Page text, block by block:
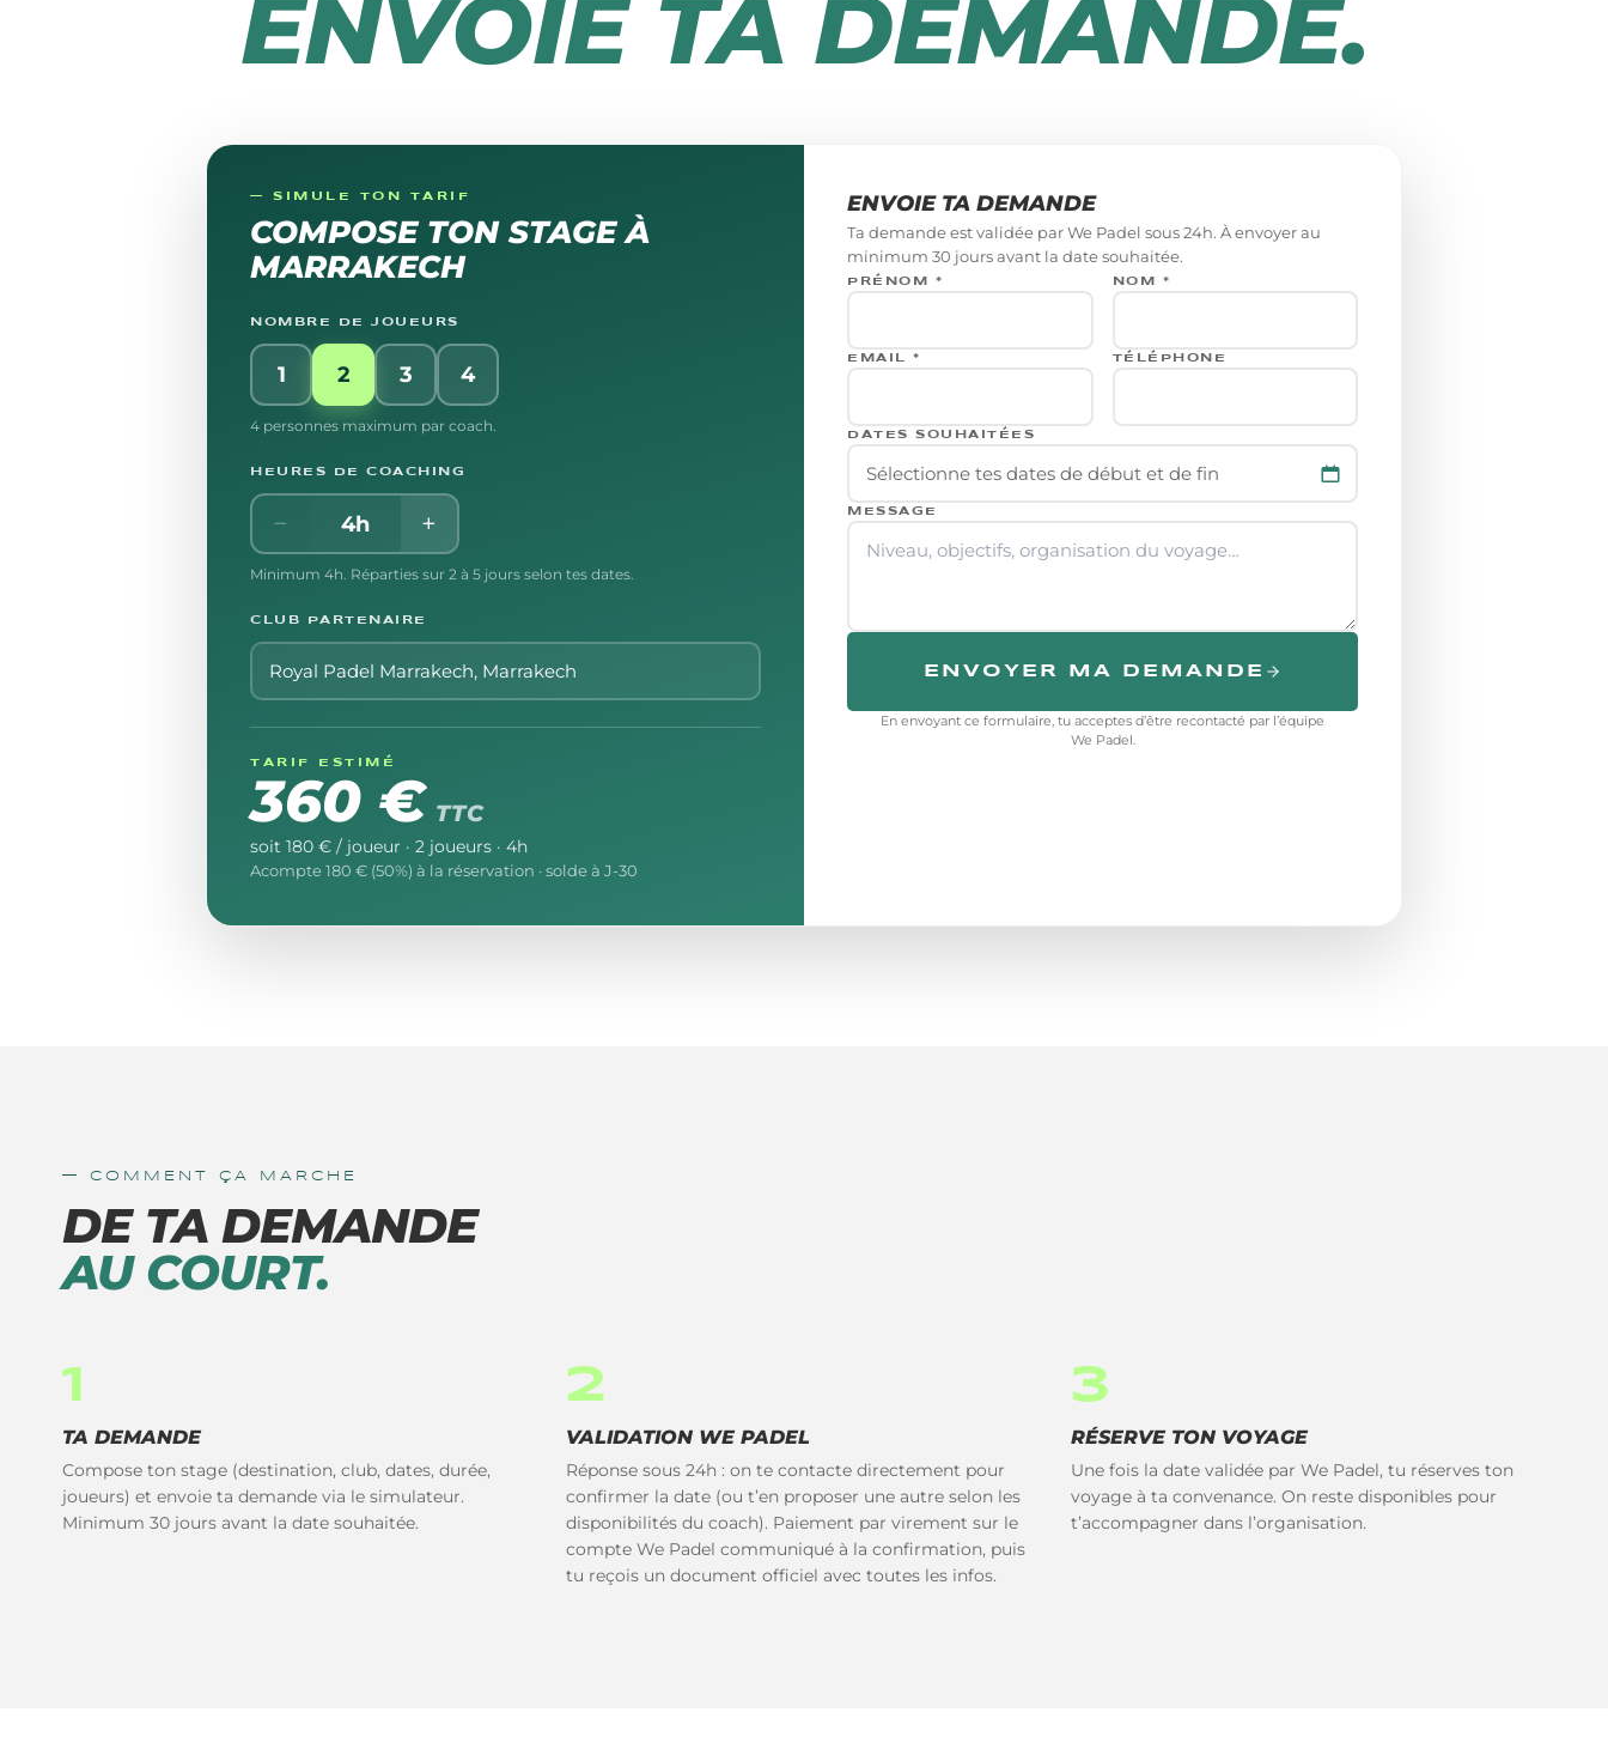
ENVOIE TA DEMANDE.
— SIMULE TON TARIF
COMPOSE TON STAGE À
MARRAKECH
NOMBRE DE JOUEURS
1 2 3 4
4 personnes maximum par coach.
HEURES DE COACHING
− 4h +
Minimum 4h. Réparties sur 2 à 5 jours selon tes dates.
CLUB PARTENAIRE
Royal Padel Marrakech, Marrakech
TARIF ESTIMÉ
360 € TTC
soit 180 € / joueur · 2 joueurs · 4h
Acompte180 € (50%) à la réservation · solde à J-30
ENVOIE TA DEMANDE
Ta demande est validée par We Padel sous 24h. À envoyer au
minimum 30 jours avant la date souhaitée.
PRÉNOM * NOM *
EMAIL * TÉLÉPHONE
DATES SOUHAITÉES
Sélectionne tes dates de début et de fin
MESSAGE
ENVOYER MA DEMANDE
En envoyant ce formulaire, tu acceptes d’être recontacté par l’équipe
We Padel.
— COMMENT ÇA MARCHE
DE TA DEMANDE
AU COURT.
1
TA DEMANDE
Compose ton stage (destination, club, dates, durée,
joueurs) et envoie ta demande via le simulateur.
Minimum 30 jours avant la date souhaitée.
2
VALIDATION WE PADEL
Réponse sous 24h : on te contacte directement pour
confirmer la date (ou t’en proposer une autre selon les
disponibilités du coach). Paiement par virement sur le
compte We Padel communiqué à la confirmation, puis
tu reçois un document officiel avec toutes les infos.
3
RÉSERVE TON VOYAGE
Une fois la date validée par We Padel, tu réserves ton
voyage à ta convenance. On reste disponibles pour
t’accompagner dans l’organisation.